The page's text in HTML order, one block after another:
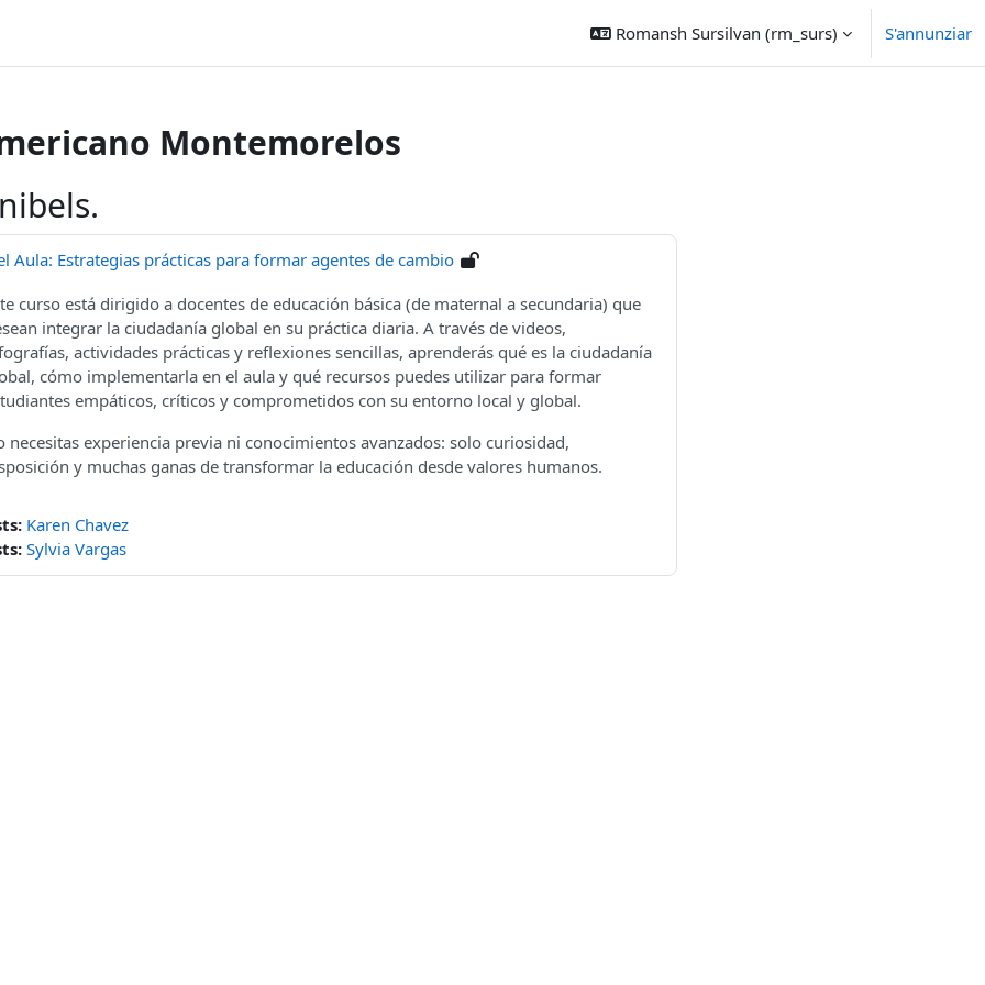
Romansh Sursilvan ‎(rm_surs)‎ S'annunziar
Montemorelos
Aula: Estrategias prácticas para formar agentes de cambio
curso está dirigido a docentes de educación básica (de maternal a secundaria) que
integrar la ciudadanía global en su práctica diaria. A través de videos,
actividades prácticas y reflexiones sencillas, aprenderás qué es la ciudadanía
cómo implementarla en el aula y qué recursos puedes utilizar para formar
empáticos, críticos y comprometidos con su entorno local y global.
necesitas experiencia previa ni conocimientos avanzados: solo curiosidad,
y muchas ganas de transformar la educación desde valores humanos.
Karen Chavez
Sylvia Vargas